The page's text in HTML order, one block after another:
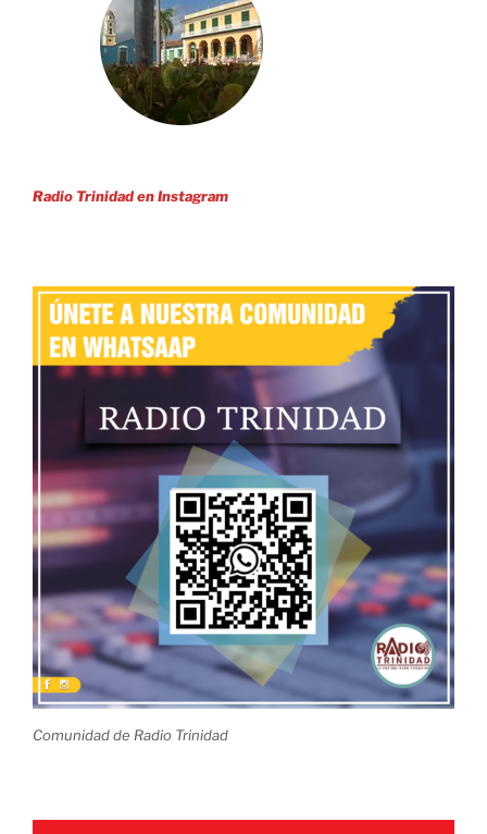
Radio Trinidad en Instagram
Comunidad de Radio Trinidad